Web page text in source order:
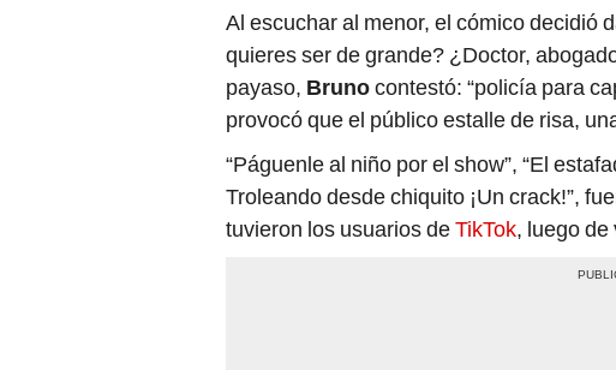
Al escuchar al menor, el cómico decidió
quieres ser de grande? ¿Doctor,
payaso, Brunocontestó: “policía para
provocó que el público estalle de risa,
“Páguenle al niño por el show”, “El
Troleando desde chiquito ¡Un crack!”,
tuvieron los usuarios deTikTok, luego de